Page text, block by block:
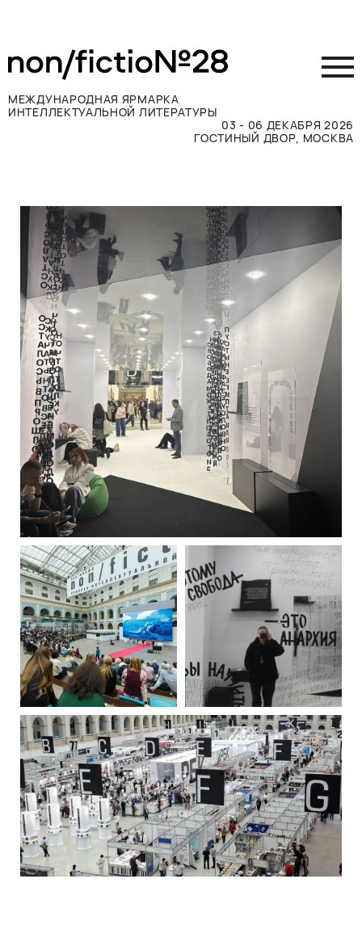
МЕЖДУНАРОДНАЯ ЯРМАРКА
ИНТЕЛЛЕКТУАЛЬНОЙ ЛИТЕРАТУРЫ
03 - 06 ДЕКАБРЯ 2026
ГОСТИНЫЙ ДВОР, МОСКВА
Участникам
Посетителям
Программа
Прессе
Конкурсы
Контакты
ВКОНТАКТЕ TELEGRAM
РУССКИЙ ENGLISH CHINESE